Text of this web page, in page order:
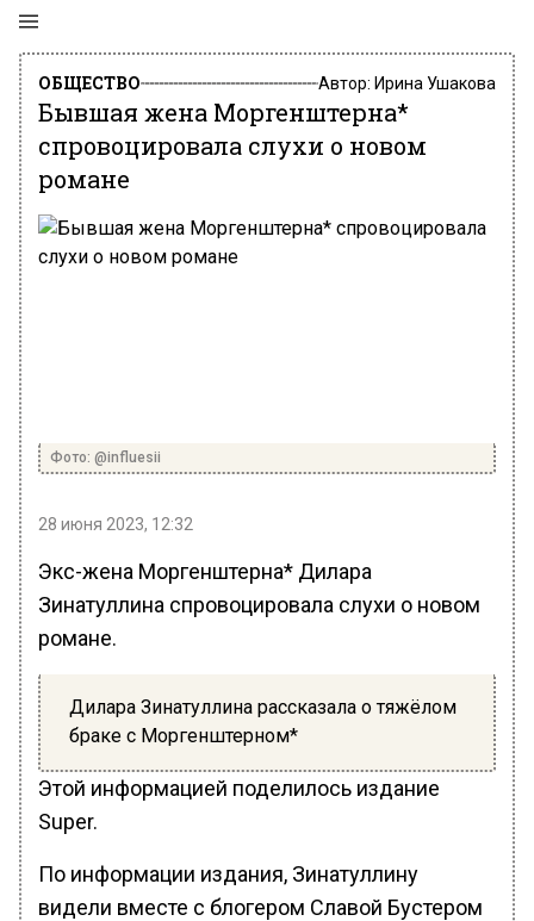
ОБЩЕСТВО Автор: Ирина Ушакова
Бывшая жена Моргенштерна*
спровоцировала слухи о новом
романе
Фото: @influesii
28 июня 2023, 12:32
Экс-жена Моргенштерна* Дилара
Зинатуллина спровоцировала слухи о новом
романе.
Дилара Зинатуллина рассказала о тяжёлом
браке с Моргенштерном*
Этой информацией поделилось издание
Super.
По информации издания, Зинатуллину
видели вместе с блогером Славой Бустером